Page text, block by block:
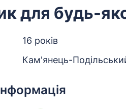
для будь-
16 років
Кам'янець-